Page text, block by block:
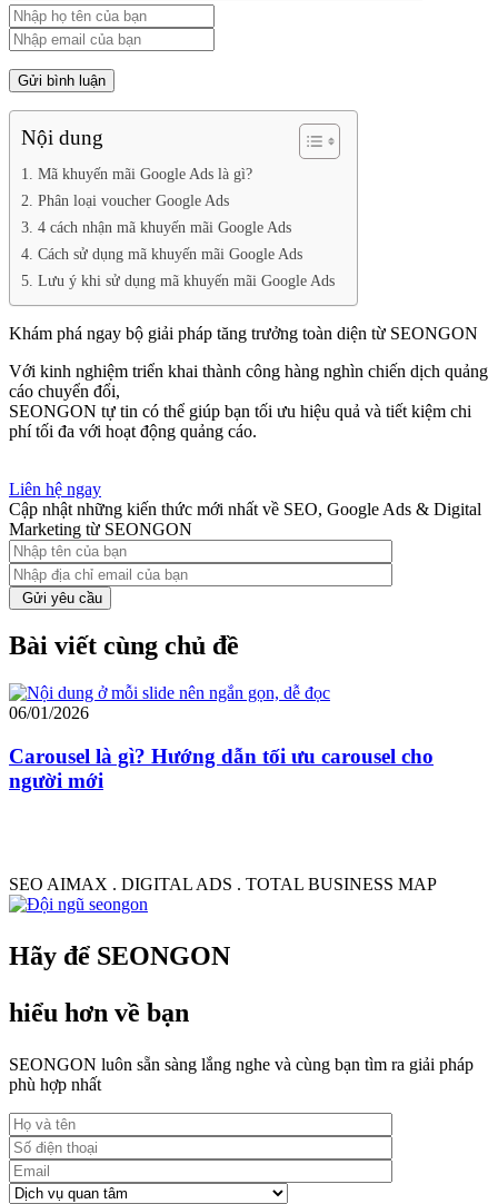
Nội dung
1. Mã khuyến mãi Google Ads là gì?
2. Phân loại voucher Google Ads
3. 4 cách nhận mã khuyến mãi Google Ads
4. Cách sử dụng mã khuyến mãi Google Ads
5. Lưu ý khi sử dụng mã khuyến mãi Google Ads
Khám phá ngay bộ giải pháp tăng trưởng toàn diện từ SEONGON
Với kinh nghiệm triển khai thành công hàng nghìn chiến dịch quảng
cáo chuyển đổi,
SEONGON tự tin có thể giúp bạn tối ưu hiệu quả và tiết kiệm chi
phí tối đa với hoạt động quảng cáo.
Liên hệ ngay
Cập nhật những kiến thức mới nhất về SEO, Google Ads & Digital
Marketing từ SEONGON
Gửi yêu cầu
Bài viết cùng chủ đề
06/01/2026
Carousel là gì? Hướng dẫn tối ưu carousel cho
người mới
SEO AIMAX . DIGITAL ADS . TOTAL BUSINESS MAP
Hãy để SEONGON
hiểu hơn về bạn
SEONGON luôn sẵn sàng lắng nghe và cùng bạn tìm ra giải pháp
phù hợp nhất